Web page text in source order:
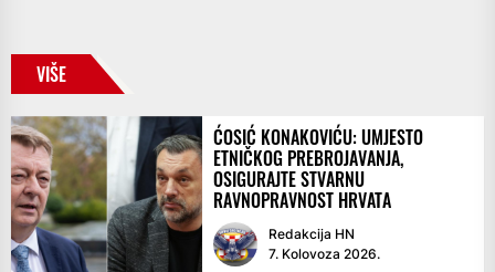
VIŠE
ĆOSIĆ KONAKOVIĆU: UMJESTO
ETNIČKOG PREBROJAVANJA,
OSIGURAJTE STVARNU
RAVNOPRAVNOST HRVATA
Redakcija HN
7. Kolovoza 2026.